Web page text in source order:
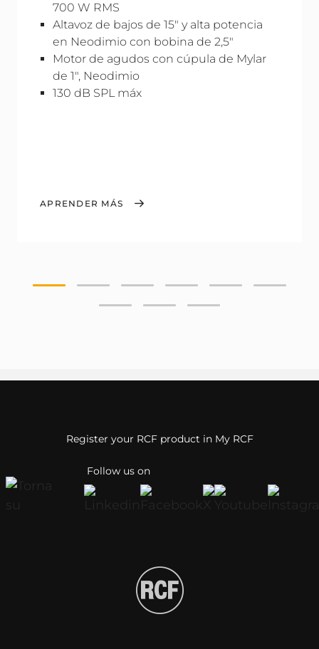
700 W RMS
Altavoz de bajos de 15" y alta potencia
en Neodimio con bobina de 2,5"
Motor de agudos con cúpula de Mylar
de 1", Neodimio
130 dB SPL máx
APRENDER MÁS
Follow us on
Register your RCF product in My RCF